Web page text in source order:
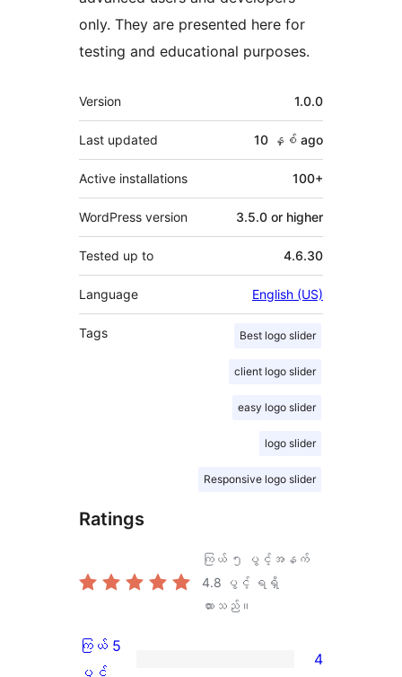
only. They are presented here for
testing and educational purposes.
Meta
Version 1.0.0
Last updated 10 နှစ် ago
Active installations 100+
WordPress version 3.5.0 or higher
Tested up to 4.6.30
Language English (US)
Tags Best logo slider
client logo slider
easy logo slider
logo slider
Responsive logo slider
Ratings
ကြယ် ၅ ပွင့်အနက်
4.8 ပွင့် ရရှိ
ထားသည်။
ကြယ်
ကြယ် 5
ပွင့်
4